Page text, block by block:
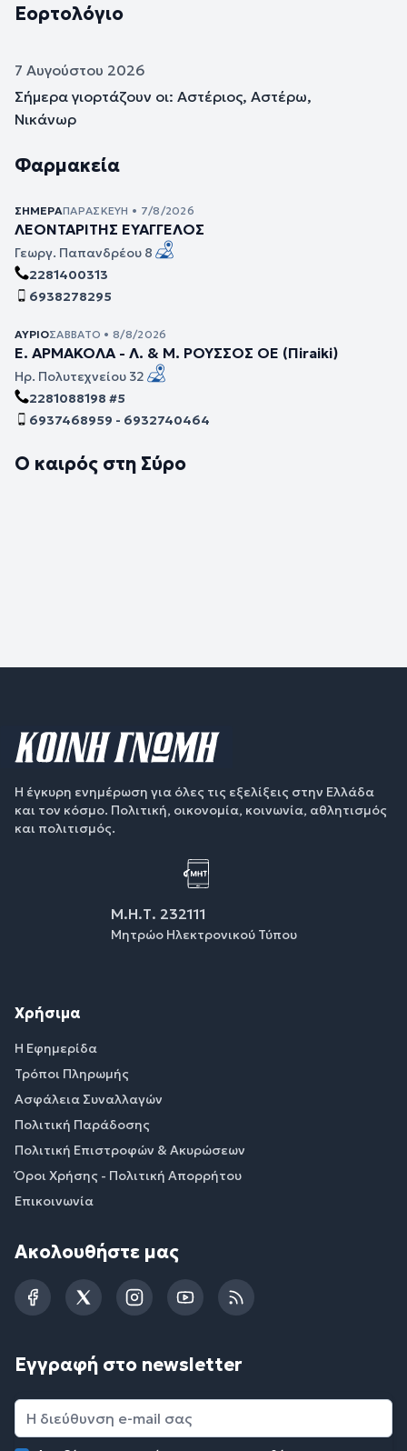
Εορτολόγιο
7 Αυγούστου 2026
Σήμερα γιορτάζουν οι: Αστέριος, Αστέρω,
Νικάνωρ
Φαρμακεία
ΣΉΜΕΡΑΠΑΡΑΣΚΕΥΉ • 7/8/2026
ΛΕΟΝΤΑΡΙΤΗΣ ΕΥΑΓΓΕΛΟΣ
Γεωργ. Παπανδρέου 8
2281400313
6938278295
ΑΎΡΙΟΣΆΒΒΑΤΟ • 8/8/2026
Ε. ΑΡΜΑΚΟΛΑ - Λ. & Μ. ΡΟΥΣΣΟΣ ΟΕ (Πiraiki)
Ηρ. Πολυτεχνείου 32
2281088198 #5
6937468959 - 6932740464
Ο καιρός στη Σύρο
Η έγκυρη ενημέρωση για όλες τις εξελίξεις στην Ελλάδα
και τον κόσμο. Πολιτική, οικονομία, κοινωνία, αθλητισμός
και πολιτισμός.
Μ.Η.Τ. 232111
Μητρώο Ηλεκτρονικού Τύπου
Χρήσιμα
Η Εφημερίδα
Τρόποι Πληρωμής
Ασφάλεια Συναλλαγών
Πολιτική Παράδοσης
Πολιτική Επιστροφών & Ακυρώσεων
Όροι Χρήσης - Πολιτική Απορρήτου
Επικοινωνία
Ακολουθήστε μας
FacebookTwitterInstagramYouTubeRSS
Εγγραφή στο newsletter